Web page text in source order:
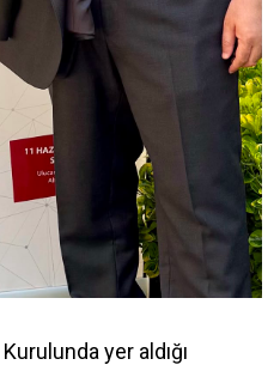
yer aldığı